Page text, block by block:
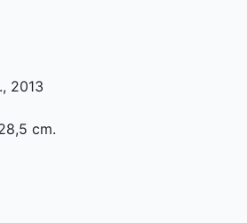
., 2013
cm.